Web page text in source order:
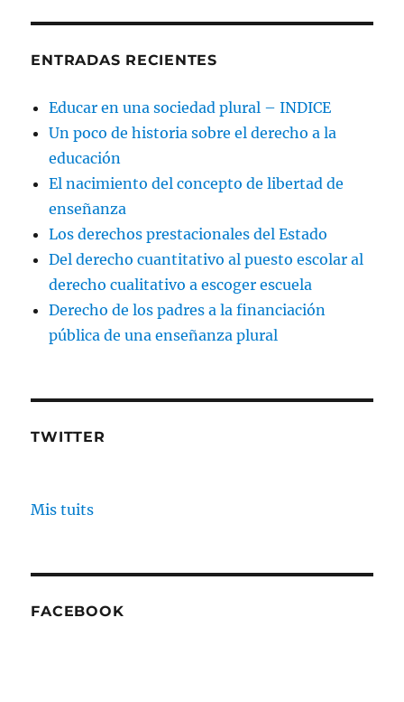
ENTRADAS RECIENTES
Educar en una sociedad plural – INDICE
Un poco de historia sobre el derecho a la
educación
El nacimiento del concepto de libertad de
enseñanza
Los derechos prestacionales del Estado
Del derecho cuantitativo al puesto escolar al
derecho cualitativo a escoger escuela
Derecho de los padres a la financiación
pública de una enseñanza plural
TWITTER
Mis tuits
FACEBOOK